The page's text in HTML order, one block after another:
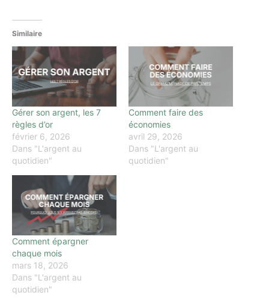
Similaire
Gérer son argent, les 7
règles d’or
février 6, 2026
Dans "L'argent au
quotidien"
Comment faire des
économies
avril 29, 2026
Dans "L'argent au
quotidien"
Comment épargner
chaque mois
mars 18, 2026
Dans "L'argent au
quotidien"